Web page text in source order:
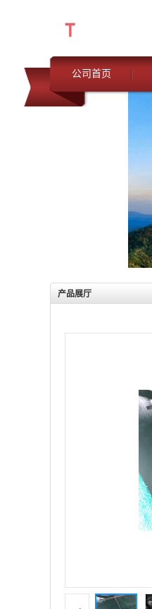
公司首页
产品展厅